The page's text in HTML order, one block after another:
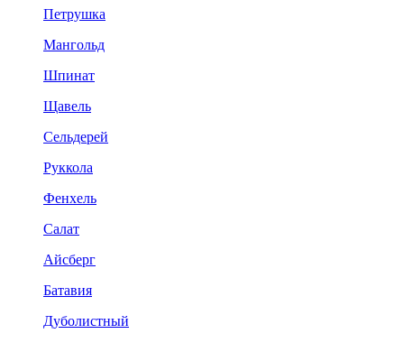
Петрушка
Мангольд
Шпинат
Щавель
Сельдерей
Руккола
Фенхель
Салат
Айсберг
Батавия
Дуболистный